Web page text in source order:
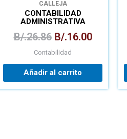
CALLEJA
CONTABILIDAD
ADMINISTRATIVA
B/.26.86 B/.16.00
Contabilidad
Añadir al carrito